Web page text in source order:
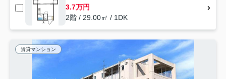
3.7万円
2階 / 29.00㎡ / 1DK
賃貸マンション